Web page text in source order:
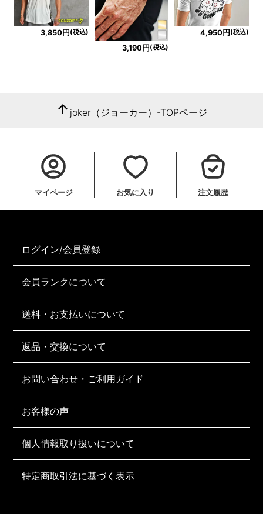
3,850円 (税込)
3,190円(税込)
4,950円 (税込)
arrow_upward joker（ジョーカー）-TOPページ
マイページ お気に入り 注文履歴
ログイン/会員登録
会員ランクについて
送料・お支払いについて
返品・交換について
お問い合わせ・ご利用ガイド
お客様の声
個人情報取り扱いについて
特定商取引法に基づく表示